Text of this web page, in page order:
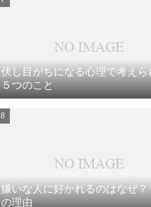
伏し目がちになる心理で考えら
５つのこと
嫌いな人に好かれるのはなぜ？
の理由